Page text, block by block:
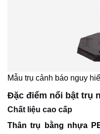
Mẫu trụ cảnh báo nguy
Đặc điểm nổi bật trụ
Chất liệu cao cấp
Thân trụ bằng nhựa